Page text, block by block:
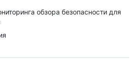
обзора безопасности для